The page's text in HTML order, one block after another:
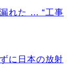
れた … “工事
に日本の放射